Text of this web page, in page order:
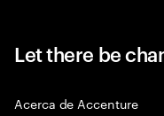
Let there be
Acerca de Accenture